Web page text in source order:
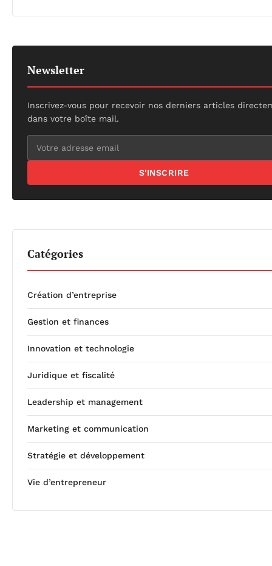
Newsletter
Inscrivez-vous pour recevoir nos derniers articles
dans votre boîte mail.
S'INSCRIRE
Catégories
Création d’entreprise
Gestion et finances
Innovation et technologie
Juridique et fiscalité
Leadership et management
Marketing et communication
Stratégie et développement
Vie d’entrepreneur